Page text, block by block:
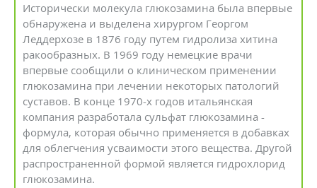
Исторически молекула глюкозамина была впервые
обнаружена и выделена хирургом Георгом
Леддерхозе в 1876 году путем гидролиза хитина
ракообразных. В 1969 году немецкие врачи
впервые сообщили о клиническом применении
глюкозамина при лечении некоторых патологий
суставов. В конце 1970-х годов итальянская
компания разработала сульфат глюкозамина -
формула, которая обычно применяется в добавках
для облегчения усваимости этого вещества. Другой
распространенной формой является гидрохлорид
глюкозамина.